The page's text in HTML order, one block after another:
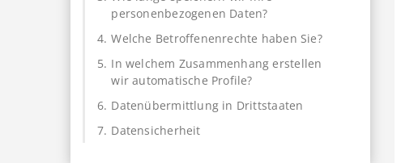
personenbezogenen Daten?
4. Welche Betroffenenrechte haben Sie?
5. In welchem Zusammenhang erstellen
wir automatische Profile?
6. Datenübermittlung in Drittstaaten
7. Datensicherheit